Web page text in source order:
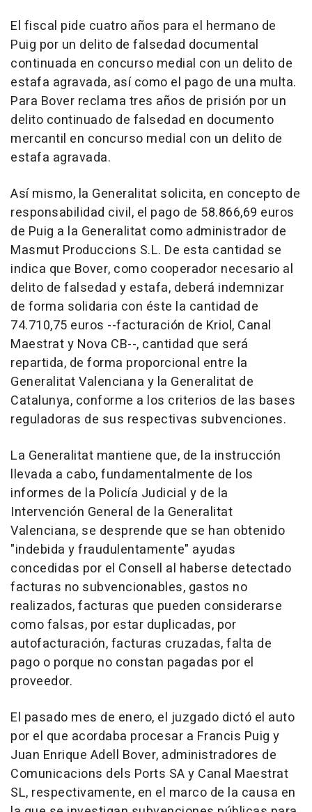
El fiscal pide cuatro años para el hermano de
Puig por un delito de falsedad documental
continuada en concurso medial con un delito de
estafa agravada, así como el pago de una multa.
Para Bover reclama tres años de prisión por un
delito continuado de falsedad en documento
mercantil en concurso medial con un delito de
estafa agravada.
Así mismo, la Generalitat solicita, en concepto de
responsabilidad civil, el pago de 58.866,69 euros
de Puig a la Generalitat como administrador de
Masmut Produccions S.L. De esta cantidad se
indica que Bover, como cooperador necesario al
delito de falsedad y estafa, deberá indemnizar
de forma solidaria con éste la cantidad de
74.710,75 euros --facturación de Kriol, Canal
Maestrat y Nova CB--, cantidad que será
repartida, de forma proporcional entre la
Generalitat Valenciana y la Generalitat de
Catalunya, conforme a los criterios de las bases
reguladoras de sus respectivas subvenciones.
La Generalitat mantiene que, de la instrucción
llevada a cabo, fundamentalmente de los
informes de la Policía Judicial y de la
Intervención General de la Generalitat
Valenciana, se desprende que se han obtenido
"indebida y fraudulentamente" ayudas
concedidas por el Consell al haberse detectado
facturas no subvencionables, gastos no
realizados, facturas que pueden considerarse
como falsas, por estar duplicadas, por
autofacturación, facturas cruzadas, falta de
pago o porque no constan pagadas por el
proveedor.
El pasado mes de enero, el juzgado dictó el auto
por el que acordaba procesar a Francis Puig y
Juan Enrique Adell Bover, administradores de
Comunicacions dels Ports SA y Canal Maestrat
SL, respectivamente, en el marco de la causa en